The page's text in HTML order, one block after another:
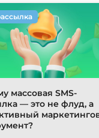
массовая SMS-
— это не флуд, а